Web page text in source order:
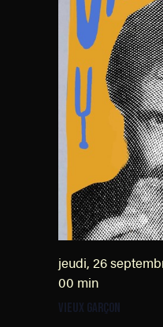
VIEUX GARÇON
jeudi, 26
00 min